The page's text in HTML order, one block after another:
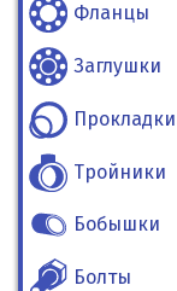
Фланцы
Заглушки
Прокладки
Тройники
Бобышки
Болты